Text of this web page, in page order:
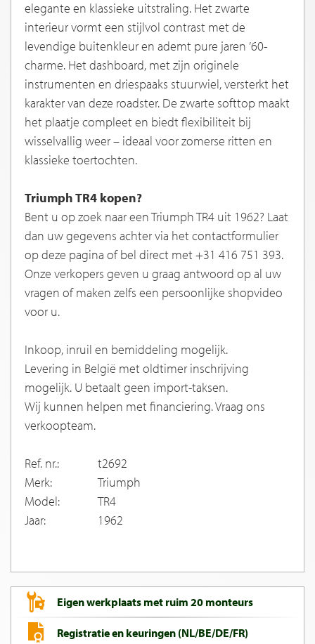
elegante en klassieke uitstraling. Het zwarte
interieur vormt een stijlvol contrast met de
levendige buitenkleur en ademt pure jaren ’60-
charme. Het dashboard, met zijn originele
instrumenten en driespaaks stuurwiel, versterkt het
karakter van deze roadster. De zwarte softtop maakt
het plaatje compleet en biedt flexibiliteit bij
wisselvallig weer – ideaal voor zomerse ritten en
klassieke toertochten.
Triumph TR4 kopen?
Bent u op zoek naar een Triumph TR4 uit 1962? Laat
dan uw gegevens achter via het contactformulier
op deze pagina of bel direct met +31 416 751 393.
Onze verkopers geven u graag antwoord op al uw
vragen of maken zelfs een persoonlijke shopvideo
voor u.
Inkoop, inruil en bemiddeling mogelijk.
Levering in België met oldtimer inschrijving
mogelijk. U betaalt geen import-taksen.
Wij kunnen helpen met financiering. Vraag ons
verkoopteam.
Ref. nr.:
t2692
Merk:
Triumph
Model:
TR4
Jaar:
1962
Eigen werkplaats met ruim 20 monteurs
Registratie en keuringen (NL/BE/DE/FR)